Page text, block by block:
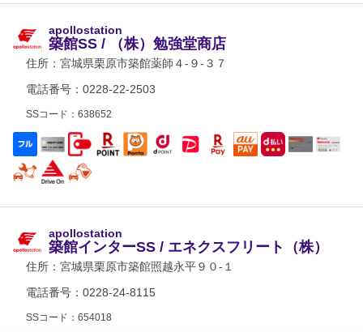
apollostation
築館SS / （株）勉強堂商店
住所： 宮城県栗原市築館薬師４-９-３７
電話番号：0228-22-2503
SSコード：638652
apollostation
築館インターSS / エネクスフリート（株）
住所： 宮城県栗原市築館照越永平９０-１
電話番号：0228-24-8115
SSコード：654018